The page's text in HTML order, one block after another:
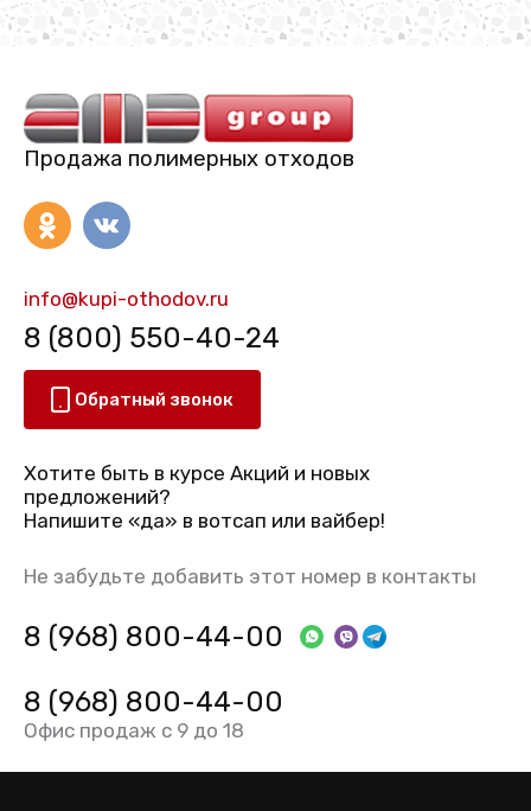
Продажа полимерных отходов
info@kupi-othodov.ru
8 (800) 550-40-24
Обратный звонок
Хотите быть в курсе Акций и новых
предложений?
Напишите «да» в вотсап или вайбер!
Не забудьте добавить этот номер в контакты
8 (968) 800-44-00
8 (968) 800-44-00
Офис продаж с 9 до 18